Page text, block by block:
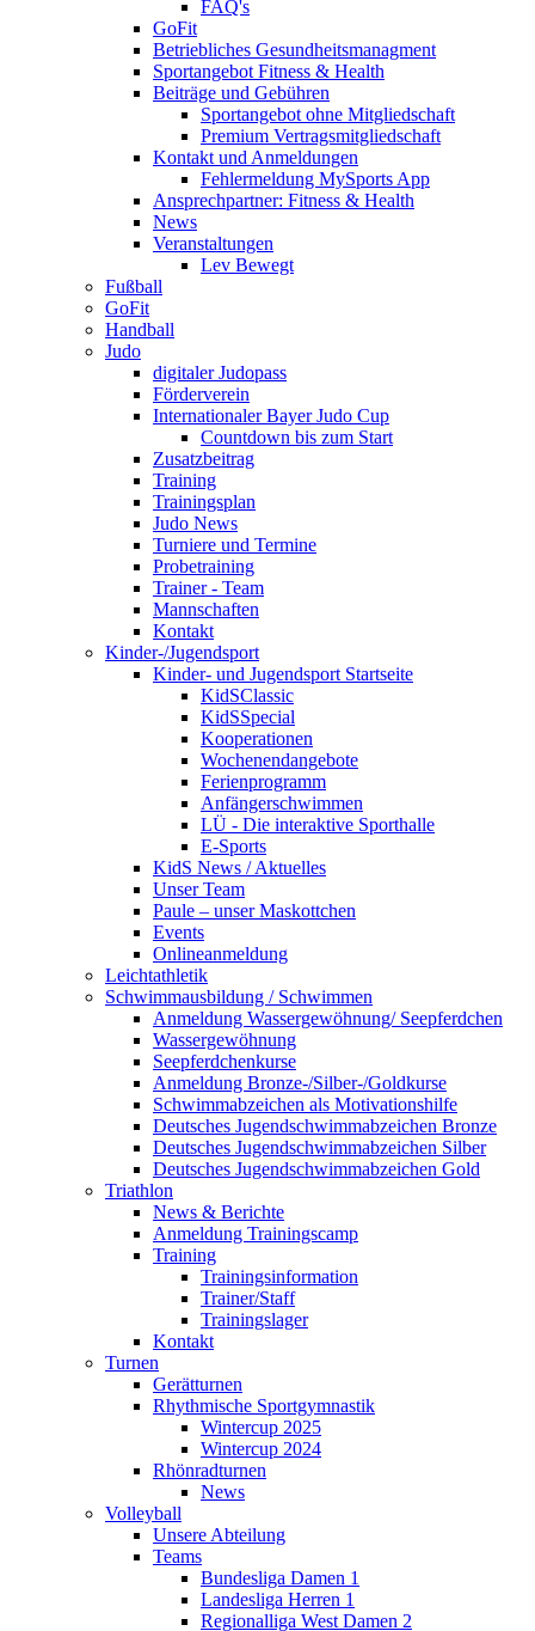
FAQ's
GoFit
Betriebliches Gesundheitsmanagment
Sportangebot Fitness & Health
Beiträge und Gebühren
Sportangebot ohne Mitgliedschaft
Premium Vertragsmitgliedschaft
Kontakt und Anmeldungen
Fehlermeldung MySports App
Ansprechpartner: Fitness & Health
News
Veranstaltungen
Lev Bewegt
Fußball
GoFit
Handball
Judo
digitaler Judopass
Förderverein
Internationaler Bayer Judo Cup
Countdown bis zum Start
Zusatzbeitrag
Training
Trainingsplan
Judo News
Turniere und Termine
Probetraining
Trainer - Team
Mannschaften
Kontakt
Kinder-/Jugendsport
Kinder- und Jugendsport Startseite
KidSClassic
KidSSpecial
Kooperationen
Wochenendangebote
Ferienprogramm
Anfängerschwimmen
LÜ - Die interaktive Sporthalle
E-Sports
KidS News / Aktuelles
Unser Team
Paule – unser Maskottchen
Events
Onlineanmeldung
Leichtathletik
Schwimmausbildung / Schwimmen
Anmeldung Wassergewöhnung/ Seepferdchen
Wassergewöhnung
Seepferdchenkurse
Anmeldung Bronze-/Silber-/Goldkurse
Schwimmabzeichen als Motivationshilfe
Deutsches Jugendschwimmabzeichen Bronze
Deutsches Jugendschwimmabzeichen Silber
Deutsches Jugendschwimmabzeichen Gold
Triathlon
News & Berichte
Anmeldung Trainingscamp
Training
Trainingsinformation
Trainer/Staff
Trainingslager
Kontakt
Turnen
Gerätturnen
Rhythmische Sportgymnastik
Wintercup 2025
Wintercup 2024
Rhönradturnen
News
Volleyball
Unsere Abteilung
Teams
Bundesliga Damen 1
Landesliga Herren 1
Regionalliga West Damen 2